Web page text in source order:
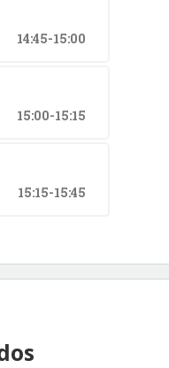
14:45-15:00
15:00-15:15
15:15-15:45